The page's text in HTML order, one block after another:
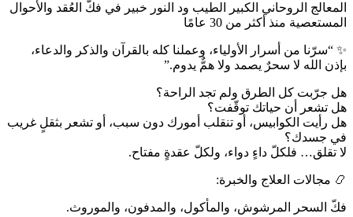
المعالج الروحاني الكبير الطيب ود النور خبير في فكّ العُقد والأحوال
المستعصية منذ أكثر من 30 عامًا
✨ “سرّنا من أسرار الأولياء، وعملنا كله بالقرآن والذكر والدعاء،
بإذن الله لا سحرٌ يصمد ولا همٌّ يدوم.”
هل جرّبت كل الطرق ولم تجد الراحة؟
هل تشعر أن حياتك توقّفت؟
هل رأيت الكوابيس، أو تنقلب أمورك دون سبب، أو تشعر بثقلٍ غريب
في جسدك؟
لا تقلق… فلكلّ داءٍ دواء، ولكلّ عقدةٍ مفتاح.
📿 مجالات العلاج والخبرة:
فكّ السحر المرشوش، والمأكول، والمدفون، والموروث.